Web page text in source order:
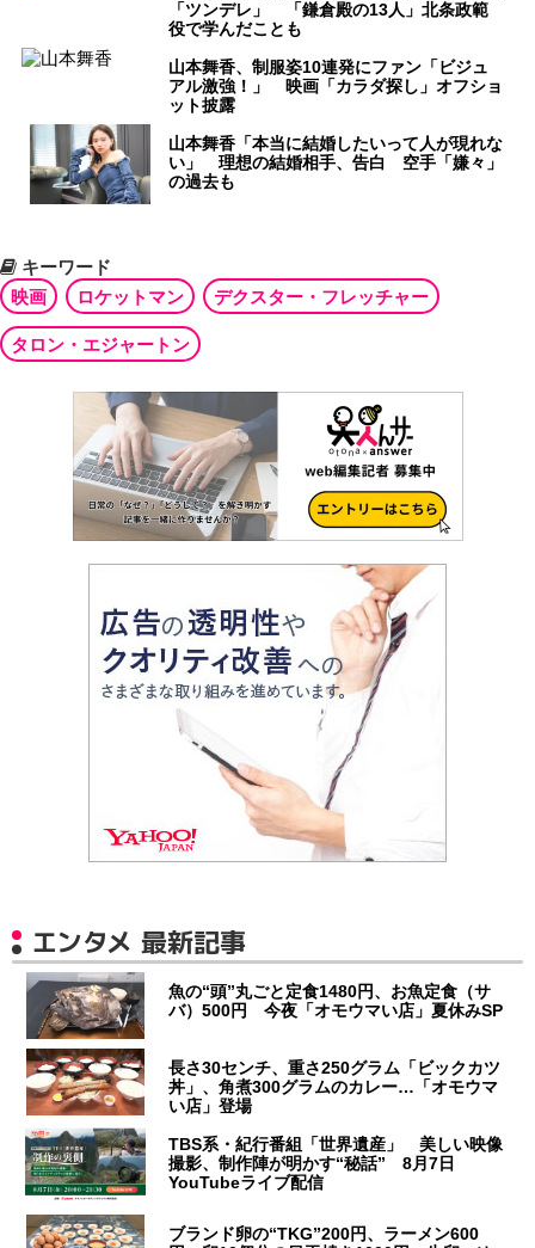
「ツンデレ」 「鎌倉殿の13人」北条政範
役で学んだことも
山本舞香、制服姿10連発にファン「ビジュ
アル激強！」 映画「カラダ探し」オフショ
ット披露
山本舞香「本当に結婚したいって人が現れな
い」 理想の結婚相手、告白 空手「嫌々」
の過去も
キーワード
映画
ロケットマン デクスター・フレッチャー
タロン・エジャートン
エンタメ 最新記事
魚の“頭”丸ごと定食1480円、お魚定食（サ
バ）500円 今夜「オモウマい店」夏休みSP
長さ30センチ、重さ250グラム「ビックカツ
丼」、角煮300グラムのカレー…「オモウマ
い店」登場
TBS系・紀行番組「世界遺産」 美しい映像
撮影、制作陣が明かす“秘話” 8月7日
YouTubeライブ配信
ブランド卵の“TKG”200円、ラーメン600